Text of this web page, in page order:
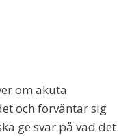
om akuta
och förväntar sig
ge svar på vad det